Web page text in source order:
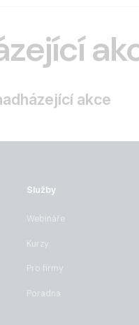
akce
Služby
Webináře
Kurzy
Pro firmy
Poradna